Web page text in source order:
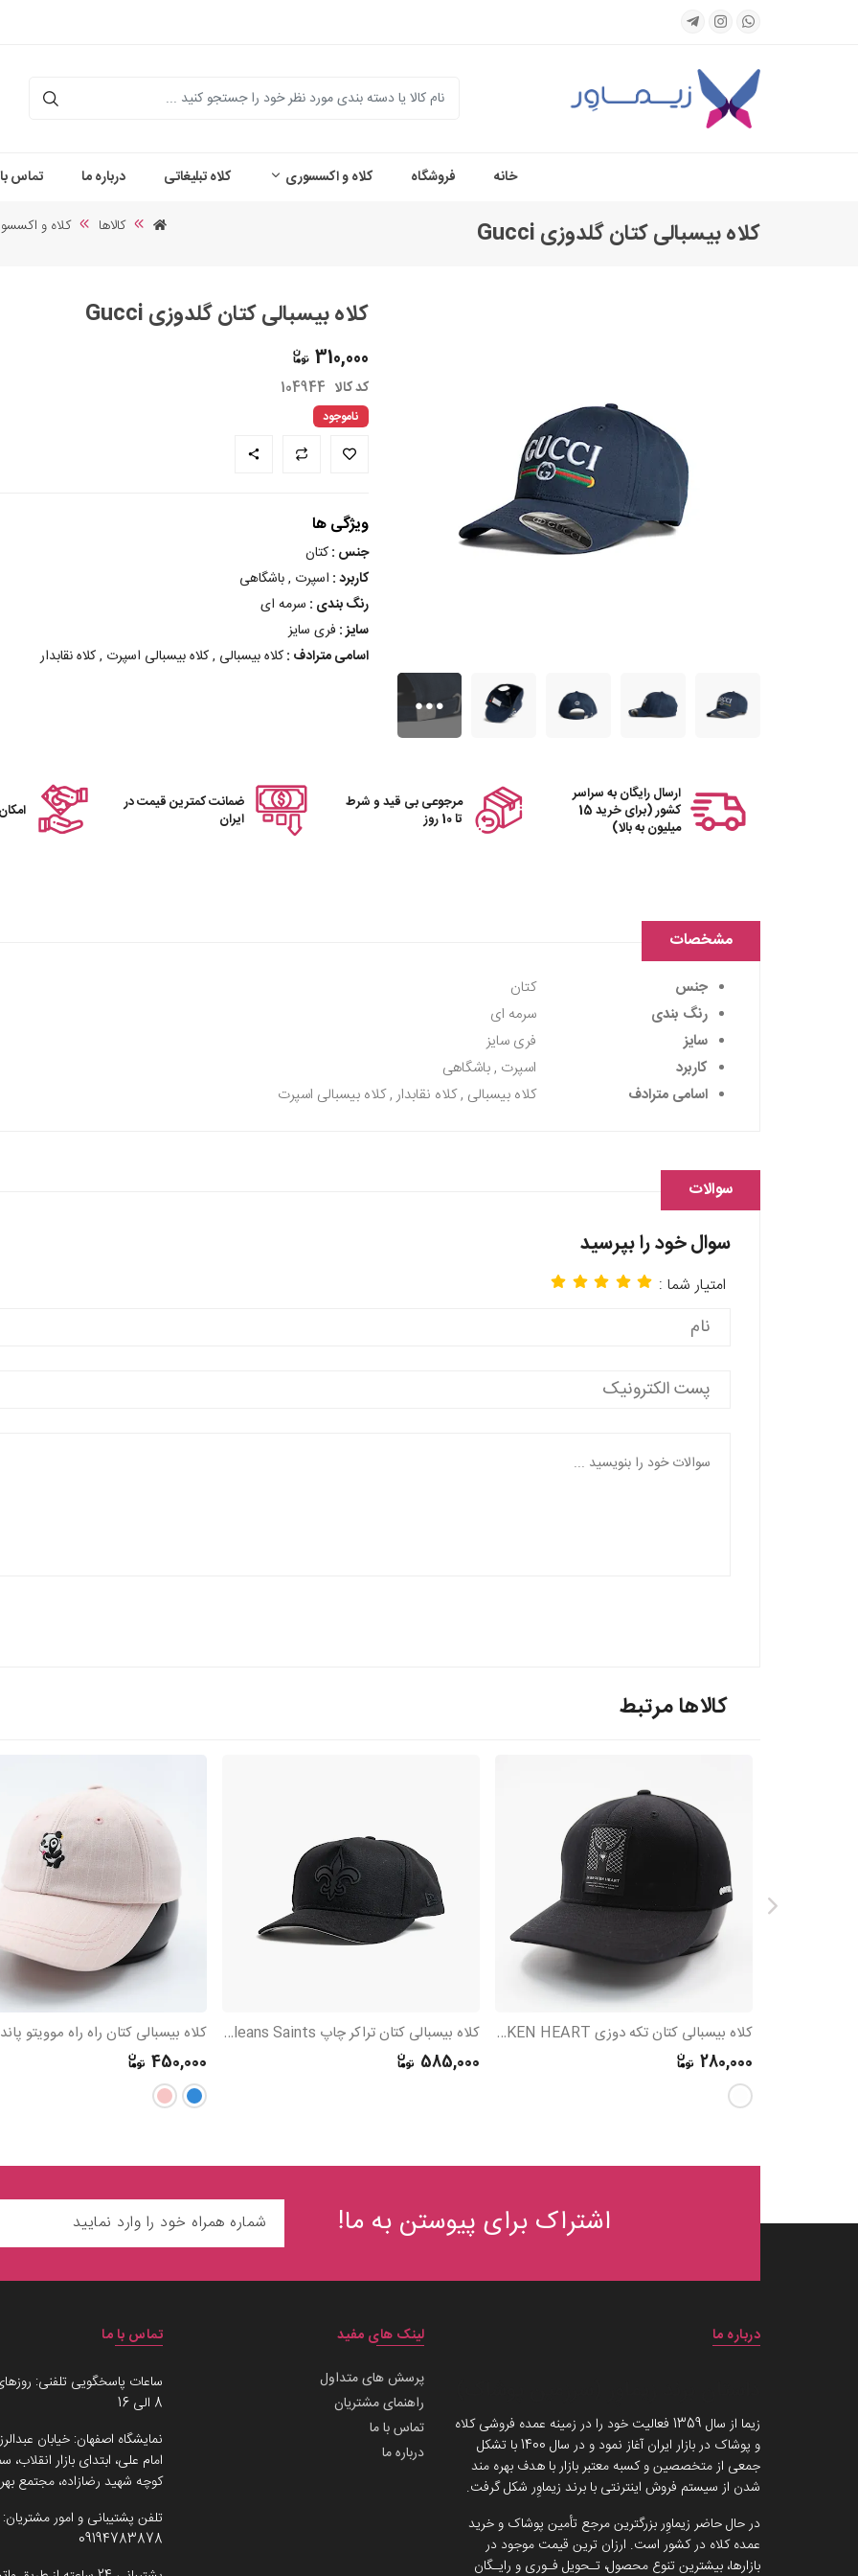
جستجو
خانه فروشگاه کلاه و اکسسوری کلاه تبلیغاتی درباره ما تماس
کلاه بیسبالی کتان گلدوزی Gucci کالاها کلاه و
کلاه بیسبالی کتان گلدوزی Gucci
310,000
کد کالا 104944
ناموجود
ویژگی ها
جنس :کتان
کاربرد : اسپرت , باشگاهی
رنگ بندی : سرمه ای
سایز : فری سایز
اسامی مترادف :کلاه بیسبالی , کلاه بیسبالی اسپرت , کلاه نقابدار
ارسال رایگان به سراسر
کشور (برای خرید 15
میلیون به بالا)
مرجوعی بی قید و شرط
تا 10 روز
ضمانت کمترین قیمت در
ایران
مشخصات
جنس
کتان
رنگ بندی
سرمه ای
سایز
فری سایز
کاربرد
اسپرت , باشگاهی
اسامی مترادف
کلاه بیسبالی , کلاه نقابدار , کلاه بیسبالی اسپرت
سوالات
سوال خود را بپرسید
امتیار شما :
کالاها مرتبط
کلاه بیسبالی کتان تکه دوزی IN BROKEN HEART
280,000
کلاه بیسبالی کتان تراکر چاپ New Orleans Saints
585,000
کلاه بیسبالی کتان راه راه موویتو
450,000
اشتراک برای پیوستن به ما!
درباره ما
زیما از سال 1359 فعالیت خود را در زمینه عمده فروشی کلاه
و پوشاک در بازار ایران آغاز نمود و در سال 1400 با تشکل
جمعی از متخصصین و کسبه معتبر بازار با هدف بهره مند
شدن از سیستم فروش اینترنتی با برند زیماوِر شکل گرفت.
در حال حاضر زیماوِر بزرگترین مرجع تأمین پوشاک و خرید
عمده کلاه در کشور است. ارزان ترین قیمت موجود در
بازارها، بیشترین تنوع محصول، تـحویل فـوری و رایـگان
لینک های مفید
پرسش های متداول
راهنمای مشتریان
تماس با ما
درباره ما
تماس با ما
ساعات پاسخگویی تلفنی:
8 الی 16
نمایشگاه اصفهان: خیابان
امام علی، ابتدای بازار
کوچه شهید رضازاده، مجتمع
تلفن پشتیبانی و امور مشتریان:
09194783878